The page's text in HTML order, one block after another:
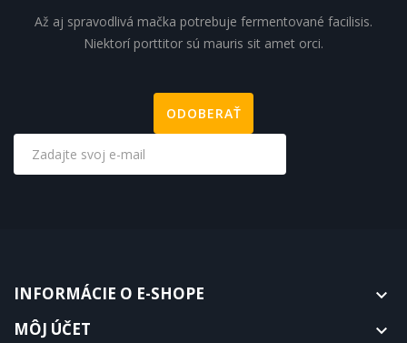
Až aj spravodlivá mačka potrebuje fermentované facilisis.
Niektorí porttitor sú mauris sit amet orci.
INFORMÁCIE O E-SHOPE 
MÔJ ÚČET 